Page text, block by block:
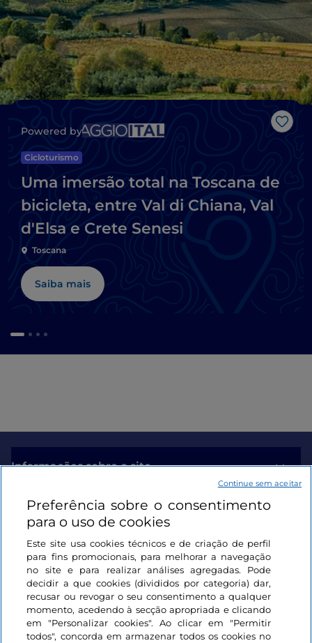
Powered by
Cicloturismo
Uma imersão total na Toscana de
bicicleta, entre Val di Chiana, Val
d'Elsa e Crete Senesi
Toscana
Saiba mais
Informações sobre o site
Ligações úteis
Iniciar sessão
Mantenha-se em contacto
Preferência sobre o consentimento
para o uso de cookies
Este site usa cookies técnicos e de criação de perfil
para fins promocionais, para melhorar a navegação
no site e para realizar análises agregadas. Pode
decidir a que cookies (divididos por categoria) dar,
recusar ou revogar o seu consentimento a qualquer
momento, acedendo à secção apropriada e clicando
em "Personalizar cookies". Ao clicar em "Permitir
todos", concorda em armazenar todos os cookies no
Continue sem aceitar